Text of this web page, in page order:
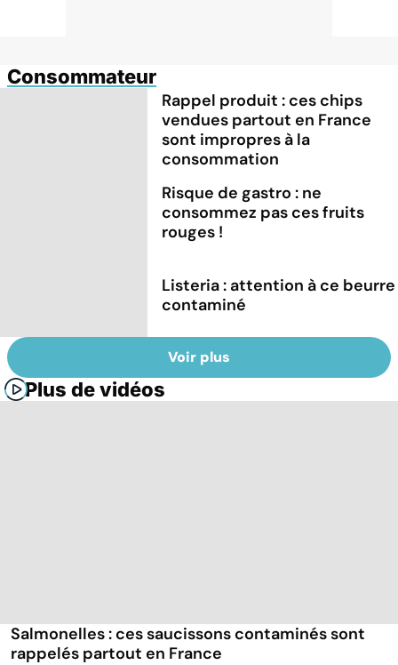
Consommateur
Rappel produit : ces chips
vendues partout en France
sont impropres à la
consommation
Risque de gastro : ne
consommez pas ces fruits
rouges !
Listeria : attention à ce beurre
contaminé
Voir plus
Plus de vidéos
Salmonelles : ces saucissons contaminés sont
rappelés partout en France